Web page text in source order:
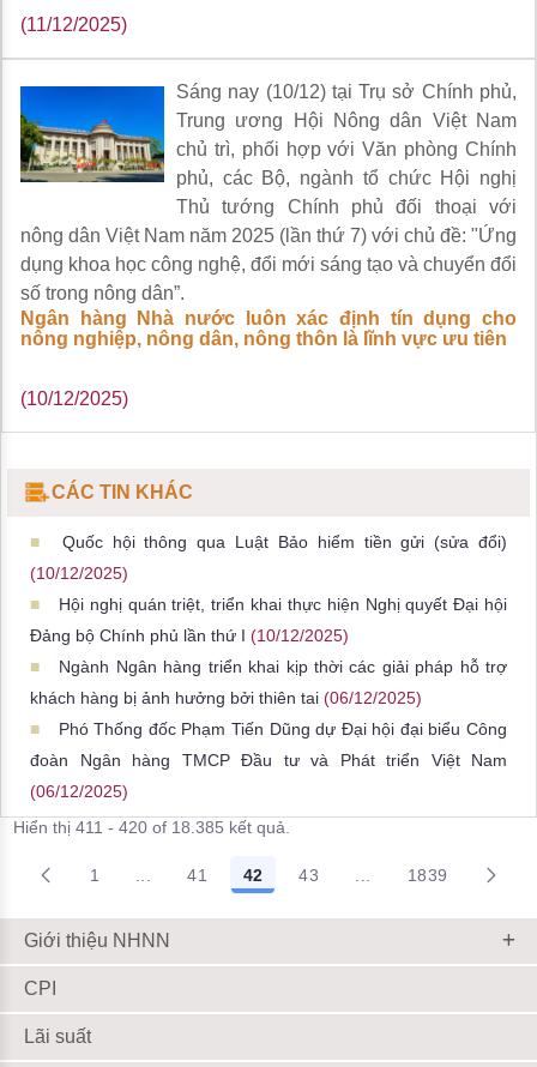
(11/12/2025)
Ngân hàng Nhà nước luôn xác định tín dụng cho
nông nghiệp, nông dân, nông thôn là lĩnh vực ưu tiên
Sáng nay (10/12) tại Trụ sở Chính phủ,
Trung ương Hội Nông dân Việt Nam
chủ trì, phối hợp với Văn phòng Chính
phủ, các Bộ, ngành tổ chức Hội nghị
Thủ tướng Chính phủ đối thoại với
nông dân Việt Nam năm 2025 (lần thứ 7) với chủ đề: "Ứng
dụng khoa học công nghệ, đổi mới sáng tạo và chuyển đổi
số trong nông dân”.
(10/12/2025)
CÁC TIN KHÁC
Quốc hội thông qua Luật Bảo hiểm tiền gửi (sửa đổi)
(10/12/2025)
Hội nghị quán triệt, triển khai thực hiện Nghị quyết Đại hội
Đảng bộ Chính phủ lần thứ I (10/12/2025)
Ngành Ngân hàng triển khai kịp thời các giải pháp hỗ trợ
khách hàng bị ảnh hưởng bởi thiên tai (06/12/2025)
Phó Thống đốc Phạm Tiến Dũng dự Đại hội đại biểu Công
đoàn Ngân hàng TMCP Đầu tư và Phát triển Việt Nam
(06/12/2025)
Hiển thị 411 - 420 of 18.385 kết quả.
1 Trang trung gian Use TAB to navigate.
41 42 43 Trang trung gian
1839
Giới thiệu NHNN
CPI
Lãi suất